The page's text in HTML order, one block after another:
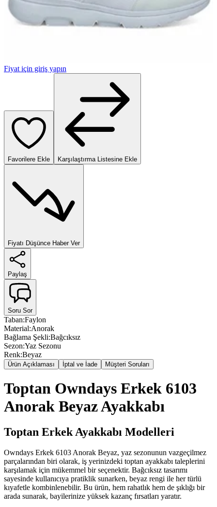
Fiyat için giriş yapın
Favorilere Ekle Karşılaştırma Listesine Ekle
Fiyatı Düşünce Haber Ver
Paylaş
Soru Sor
Taban:Faylon
Material:Anorak
Bağlama Şekli:Bağcıksız
Sezon:Yaz Sezonu
Renk:Beyaz
Ürün Açıklaması İptal ve İade Müşteri Soruları
Toptan Owndays Erkek 6103
Anorak Beyaz Ayakkabı
Toptan Erkek Ayakkabı Modelleri
Owndays Erkek 6103 Anorak Beyaz, yaz sezonunun vazgeçilmez
parçalarından biri olarak, iş yerinizdeki toptan ayakkabı taleplerini
karşılamak için mükemmel bir seçenektir. Bağcıksız tasarımı
sayesinde kullanıcıya pratiklik sunarken, beyaz rengi ile her türlü
kıyafetle kombinlenebilir. Bu ürün, hem rahatlık hem de şıklığı bir
arada sunarak, bayilerinize yüksek kazanç fırsatları yaratır.